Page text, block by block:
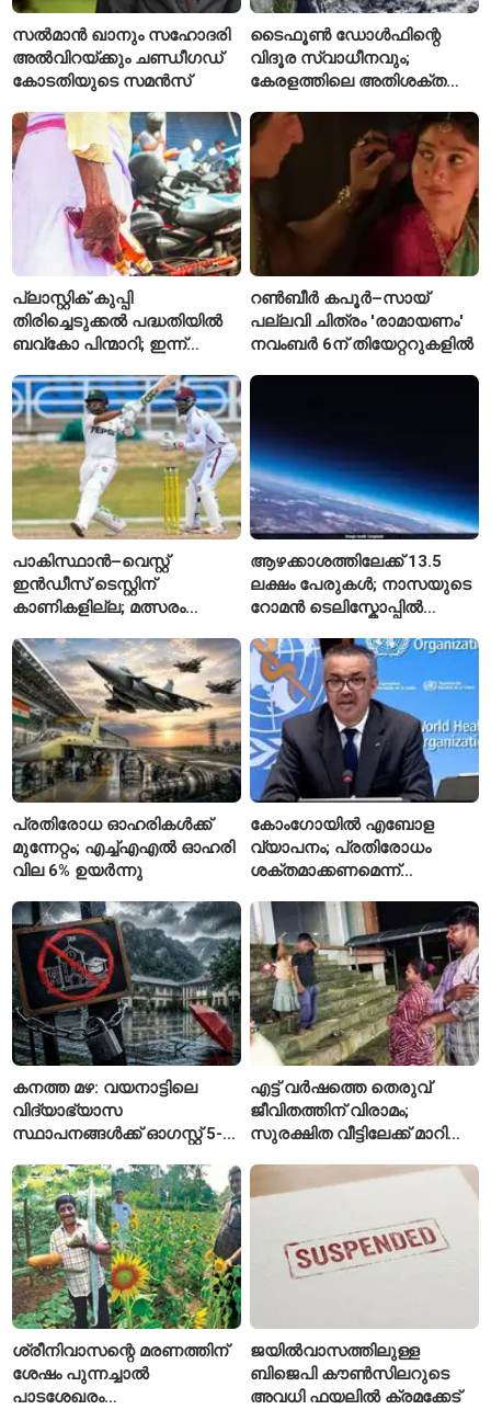
സൽമാൻ ഖാനും സഹോദരി
അൽവിറയ്ക്കും ചണ്ഡീഗഡ്
കോടതിയുടെ സമൻസ്
ടൈഫൂൺ ഡോൾഫിന്റെ
വിദൂര സ്വാധീനവും;
കേരളത്തിലെ അതിശക്ത
കാരണമായേക്കുമെന്ന്
റിപ്പോർട്ട്
പ്ലാസ്റ്റിക് കുപ്പി
തിരിച്ചെടുക്കൽ പദ്ധതിയിൽ
ബവ്കോ പിന്മാറി; ഇന്ന്
സ്വീകരിക്കില്ല
റൺബീർ കപൂർ–സായ്
പല്ലവി ചിത്രം 'രാമായണം'
നവംബർ 6ന് തിയേറ്ററുകളിൽ
പാകിസ്ഥാൻ–വെസ്റ്റ്
ഇൻഡീസ് ടെസ്റ്റിന്
കാണികളില്ല; മത്സരം
പരിഹാസവിഷയം
ആഴക്കാശത്തിലേക്ക് 13.5
ലക്ഷം പേരുകൾ; നാസയുടെ
റോമൻ ടെലിസ്കോപ്പിൽ
പ്രതിരോധ ഓഹരികൾക്ക്
മുന്നേറ്റം; എച്ച്എഎൽ ഓഹരി
വില 6% ഉയർന്നു
കോംഗോയിൽ എബോള
വ്യാപനം; പ്രതിരോധം
ശക്തമാക്കണമെന്ന്
കനത്ത മഴ: വയനാട്ടിലെ
വിദ്യാഭ്യാസ
സ്ഥാപനങ്ങൾക്ക് ഓഗസ്റ്റ് 5-ന്
എട്ട് വർഷത്തെ തെരുവ്
ജീവിതത്തിന് വിരാമം;
സുരക്ഷിത വീട്ടിലേക്ക് മാറി
ശ്രീനിവാസന്റെ മരണത്തിന്
ശേഷം പുന്നച്ചാൽ
പാടശേഖരം
ജയിൽവാസത്തിലുള്ള
ബിജെപി കൗൺസിലറുടെ
അവധി ഫയലിൽ ക്രമക്കേട്